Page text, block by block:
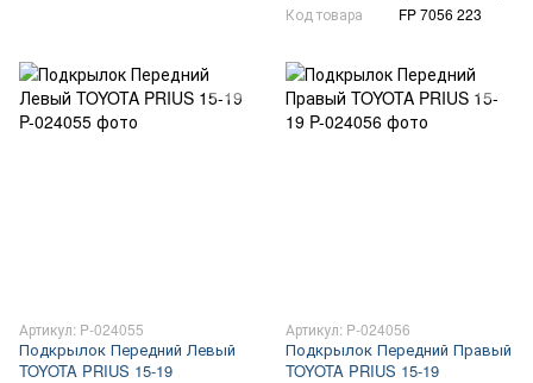
Код товара
FP 7056 223
Артикул: P-024055
Подкрылок Передний Левый
TOYOTA PRIUS 15-19
Артикул: P-024056
Подкрылок Передний Правый
TOYOTA PRIUS 15-19